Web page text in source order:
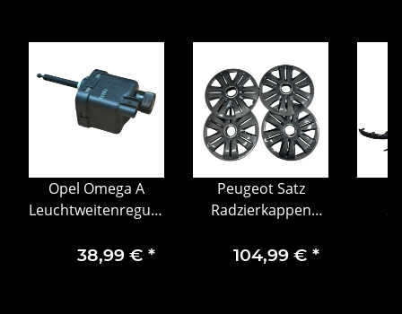
Opel Omega A
Leuchtweitenregulierung
38,99 € *
Peugeot Satz
Radzierkappen
1611309380
104,99 € *